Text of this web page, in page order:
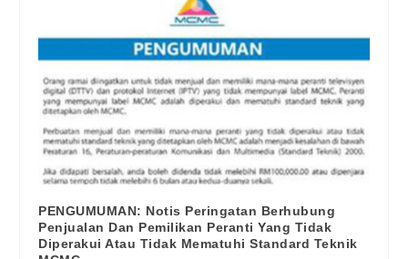
PENGUMUMAN: Notis Peringatan Berhubung
Penjualan Dan Pemilikan Peranti Yang Tidak
Diperakui Atau Tidak Mematuhi Standard Teknik